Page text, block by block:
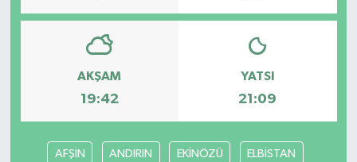
AKŞAM
19:42
YATSI
21:09
AFŞİN ANDIRIN EKİNÖZÜ ELBİSTAN
SİYASET
TEKNOLOJİ